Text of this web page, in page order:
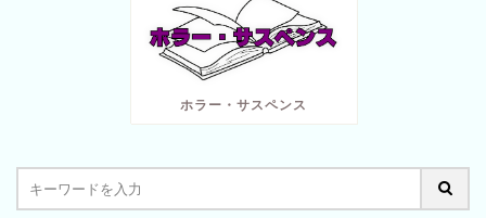
ホラー・サスペンス